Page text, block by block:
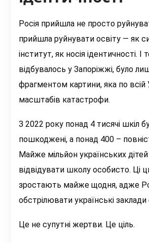
Росія прийшла не просто
прийшла руйнувати освіту — як
інститут, як носія ідентичності. І
відбувалось у Запоріжжі, було
фрагментом картини, яка по всій
масштабів катастрофи.
З 2022 року понад 4 тисячі шкіл
пошкоджені, а понад 400 –
Майже мільйон українських
відвідувати школу особисто. Ці
зростають майже щодня, адже
обстрілювати українські заклади
Це не супутні жертви. Це ціль.